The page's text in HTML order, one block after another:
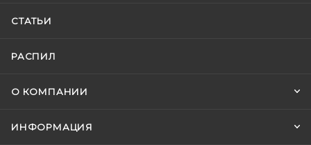
СТАТЬИ
РАСПИЛ
О КОМПАНИИ
ИНФОРМАЦИЯ